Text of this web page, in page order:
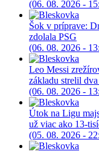
(06. 08. 2026 -
Šok v príprave:
zdolala PSG
(06. 08. 2026 -
Leo Messi
základu strelil
(06. 08. 2026 -
Útok na Ligu
už viac ako 13-
(05. 08. 2026 -